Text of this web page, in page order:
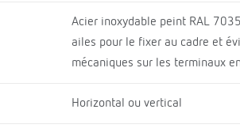
Acier inoxydable peint RAL
ailes pour le fixer au cadre et
mécaniques sur les terminaux
Horizontal ou vertical